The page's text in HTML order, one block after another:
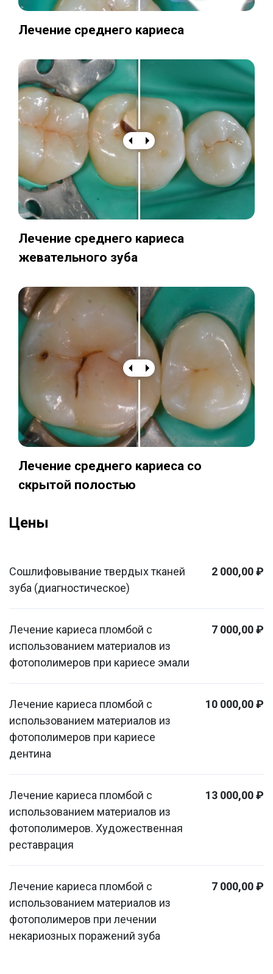
Лечение среднего кариеса
Лечение среднего кариеса
жевательного зуба
Лечение среднего кариеса со
скрытой полостью
Цены
Сошлифовывание твердых тканей
зуба (диагностическое)
2 000,00 ₽
Лечение кариеса пломбой с
использованием материалов из
фотополимеров при кариесе эмали
7 000,00 ₽
Лечение кариеса пломбой с
использованием материалов из
фотополимеров при кариесе
дентина
10 000,00 ₽
Лечение кариеса пломбой с
использованием материалов из
фотополимеров. Художественная
реставрация
13 000,00 ₽
Лечение кариеса пломбой с
использованием материалов из
фотополимеров при лечении
некариозных поражений зуба
7 000,00 ₽